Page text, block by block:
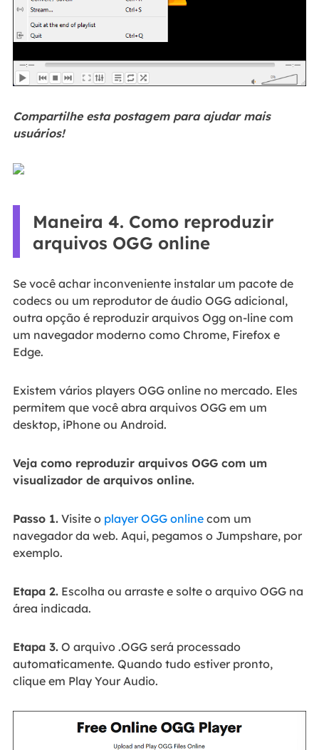
Compartilhe esta postagem para ajudar mais
usuários!
Maneira 4. Como reproduzir
arquivos OGG online
Se você achar inconveniente instalar um pacote de
codecs ou um reprodutor de áudio OGG adicional,
outra opção é reproduzir arquivos Ogg on-line com
um navegador moderno como Chrome, Firefox e
Edge.
Existem vários players OGG online no mercado. Eles
permitem que você abra arquivos OGG em um
desktop, iPhone ou Android.
Veja como reproduzir arquivos OGG com um
visualizador de arquivos online.
Passo 1.Visite o player OGG onlinecom um
navegador da web. Aqui, pegamos o Jumpshare, por
exemplo.
Etapa 2.Escolha ou arraste e solte o arquivo OGG na
área indicada.
Etapa 3.O arquivo .OGG será processado
automaticamente. Quando tudo estiver pronto,
clique em Play Your Audio.